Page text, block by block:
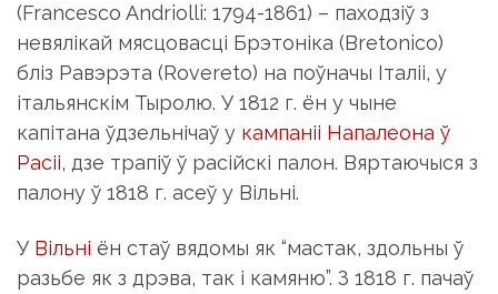
(Francesco Andriolli: 1794-1861) – паходзіў з
невялікай мясцовасці Брэтоніка (Bretonico)
бліз Равэрэта (Rovereto) на поўначы Італіі, у
італьянскім Тыролю. У 1812 г. ён у чыне
капітана ўдзельнічаў у кампаніі Напалеона ў
Расіі, дзе трапіў ў расійскі палон. Вяртаючыся з
палону ў 1818 г. асеў у Вільні.
У Вільні ён стаў вядомы як “мастак, здольны ў
разьбе як з дрэва, так і камяню”. З 1818 г. пачаў